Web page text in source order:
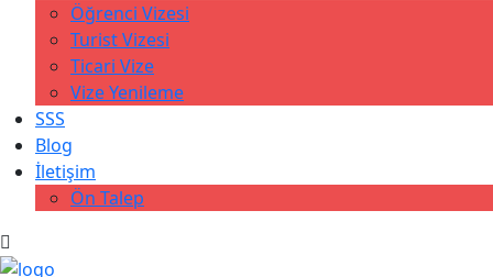
Öğrenci Vizesi
Turist Vizesi
Ticari Vize
Vize Yenileme
SSS
Blog
İletişim
Ön Talep